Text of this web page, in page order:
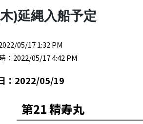
)延縄入船予定
05/17 1:32 PM
：2022/05/17 4:42 PM
：2022/05/19
第21 精寿丸